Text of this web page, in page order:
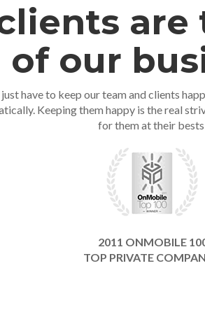
are
of our
have to keep our team and clients
Keeping them happy is the real
for them at their
2011 ONMOBILE
TOP PRIVATE